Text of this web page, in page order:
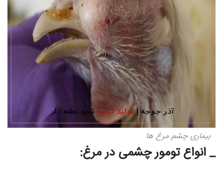
بیماری چشم مرغ ها
_ انواع تومور چشمی در مرغ: